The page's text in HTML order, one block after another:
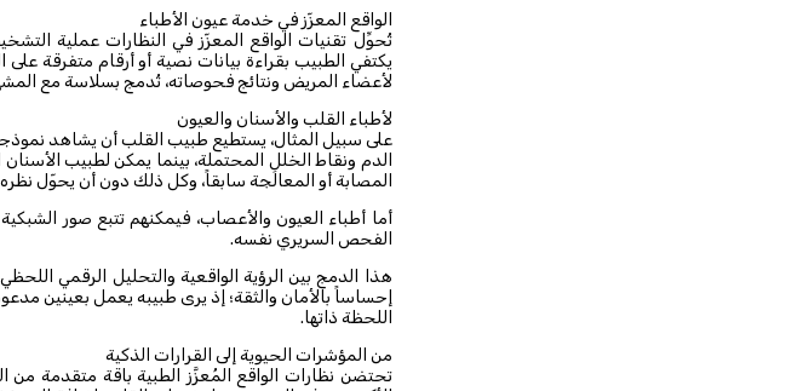
الواقع المعزّز في خدمة عيون الأطباء
تُحوِّل تقنيات الواقع المعزّز في النظارات عملية
يكتفي الطبيب بقراءة بيانات نصية أو أرقام متفرقة
لأعضاء المريض ونتائج فحوصاته، تُدمج بسلاسة مع
لأطباء القلب والأسنان والعيون
على سبيل المثال، يستطيع طبيب القلب أن يشاهد
الدم ونقاط الخلل المحتملة، بينما يمكن لطبيب
المصابة أو المعالَجة سابقاً، وكل ذلك دون أن يحوّل
أما أطباء العيون والأعصاب، فيمكنهم تتبع صور
الفحص السريري نفسه.
هذا الدمج بين الرؤية الواقعية والتحليل الرقمي
إحساساً بالأمان والثقة؛ إذ يرى طبيبه يعمل بعينين
اللحظة ذاتها.
من المؤشرات الحيوية إلى القرارات الذكية
تحتضن نظارات الواقع المُعزَّز الطبية باقة متقدمة